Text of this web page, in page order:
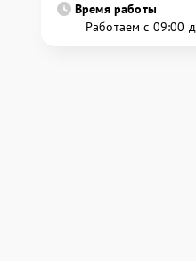
Время работы
Работаем с 09:00